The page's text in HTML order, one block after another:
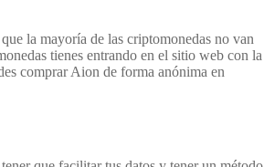
la mayoría de las criptomonedas no van
tienes entrando en el sitio web con la
comprar Aion de forma anónima en